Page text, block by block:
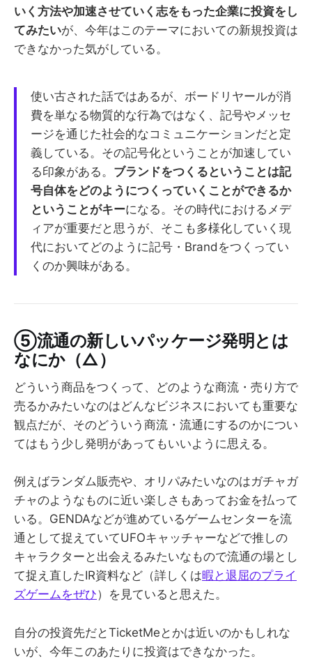
いく方法や加速させていく志をもった企業に投資をし
てみたいが、今年はこのテーマにおいての新規投資は
できなかった気がしている。
使い古された話ではあるが、ボードリヤールが消
費を単なる物質的な行為ではなく、記号やメッセ
ージを通じた社会的なコミュニケーションだと定
義している。その記号化ということが加速してい
る印象がある。 ブランドをつくるということは記
号自体をどのようにつくっていくことができるか
ということがキーになる。その時代におけるメデ
ィアが重要だと思うが、そこも多様化していく現
代においてどのように記号・Brandをつくってい
くのか興味がある。
⑤流通の新しいパッケージ発明とは
なにか（△）
どういう商品をつくって、どのような商流・売り方で
売るかみたいなのはどんなビジネスにおいても重要な
観点だが、そのどういう商流・流通にするのかについ
てはもう少し発明があってもいいように思える。
例えばランダム販売や、オリパみたいなのはガチャガ
チャのようなものに近い楽しさもあってお金を払って
いる。GENDAなどが進めているゲームセンターを流
通として捉えていてUFOキャッチャーなどで推しの
キャラクターと出会えるみたいなもので流通の場とし
て捉え直したIR資料など（詳しくは暇と退屈のプライ
ズゲームをぜひ）を見ていると思えた。
自分の投資先だとTicketMeとかは近いのかもしれな
いが、今年このあたりに投資はできなかった。